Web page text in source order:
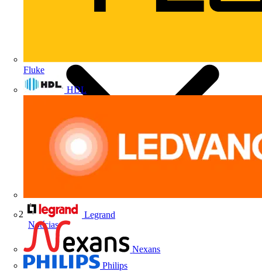
Fluke
HDL
Legrand
Nexans
Philips
Notícias